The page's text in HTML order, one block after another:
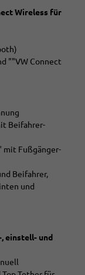
Wireless für
""VW Connect
Beifahrer-
mit Fußgänger-
Beifahrer,
und
einstell- und